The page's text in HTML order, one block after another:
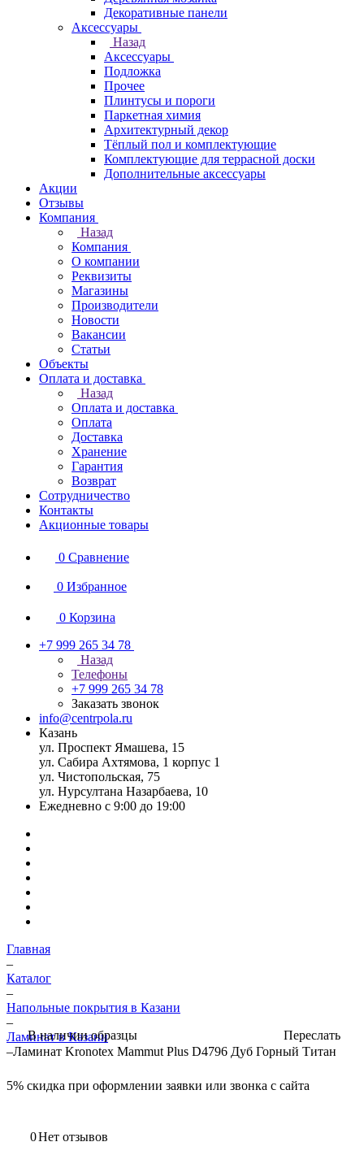
Декоративные панели
Аксессуары
Назад
Аксессуары
Подложка
Прочее
Плинтусы и пороги
Паркетная химия
Архитектурный декор
Тёплый пол и комплектующие
Комплектующие для террасной доски
Дополнительные аксессуары
Акции
Отзывы
Компания
Назад
Компания
О компании
Реквизиты
Магазины
Производители
Новости
Вакансии
Статьи
Объекты
Оплата и доставка
Назад
Оплата и доставка
Оплата
Доставка
Хранение
Гарантия
Возврат
Сотрудничество
Контакты
Акционные товары
0 Сравнение
0 Избранное
0 Корзина
+7 999 265 34 78
Назад
Телефоны
+7 999 265 34 78
Заказать звонок
info@centrpola.ru
Казань
ул. Проспект Ямашева, 15
ул. Сабира Ахтямова, 1 корпус 1
ул. Чистопольская, 75
ул. Нурсултана Назарбаева, 10
Ежедневно с 9:00 до 19:00
Главная
–
Каталог
–
Напольные покрытия в Казани
–
Ламинат в Казани
–Ламинат Kronotex Mammut Plus D4796 Дуб Горный Титан
5% скидка при оформлении заявки или звонка с сайта
0Нет отзывов
В наличии образцы Переслать